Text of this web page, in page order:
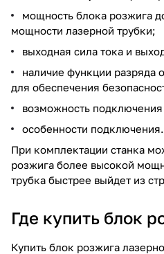
мощность блока розжига
мощности лазерной трубки;
выходная сила тока и
наличие функции разряда
для обеспечения
возможность
особенности подключения.
При комплектации станка
розжига более высокой
трубка быстрее выйдет из
Где купить блок
Купить блок розжига